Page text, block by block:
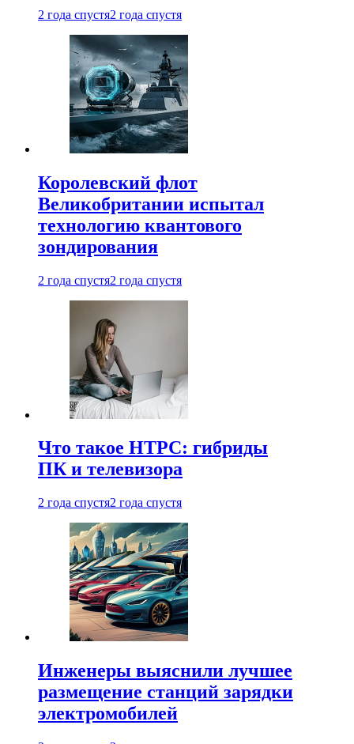
2 года спустя2 года спустя
Королевский флот
Великобритании испытал
технологию квантового
зондирования
2 года спустя2 года спустя
Что такое HTPC: гибриды
ПК и телевизора
2 года спустя2 года спустя
Инженеры выяснили лучшее
размещение станций зарядки
электромобилей